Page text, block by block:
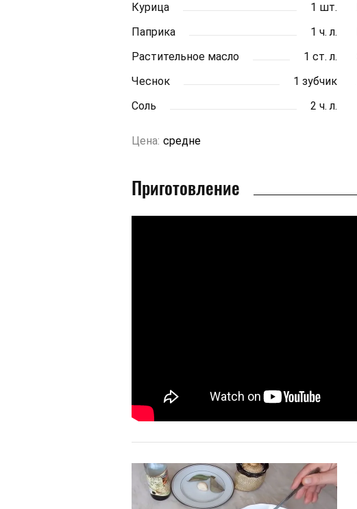
Курица 1 шт.
Паприка
1 ч. л.
Растительное масло
1 ст. л.
Чеснок
1 зубчик
Соль
2 ч. л.
Цена: средне
Приготовление